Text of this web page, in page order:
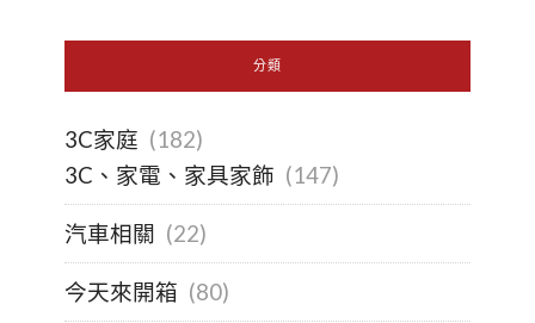
分類
3C家庭 (182)
3C、家電、家具家飾 (147)
汽車相關 (22)
今天來開箱 (80)